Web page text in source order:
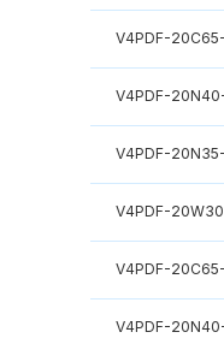
V4PDF-
V4PDF-
V4PDF-
V4PDF-
V4PDF-
V4PDF-